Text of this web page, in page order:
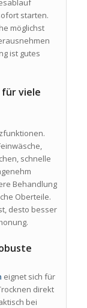
starten.
möglichst
ist gutes
für viele
schnelle
Behandlung
Oberteile.
desto besser
eignet sich für
direkt
bei